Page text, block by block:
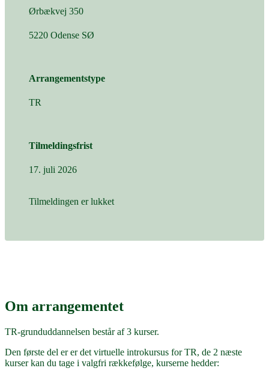
Ørbækvej 350
5220 Odense SØ
Arrangementstype
TR
Tilmeldingsfrist
17. juli 2026
Tilmeldingen er lukket
Om arrangementet
TR-grunduddannelsen består af 3 kurser.
Den første del er er det virtuelle introkursus for TR, de 2 næste
kurser kan du tage i valgfri rækkefølge, kurserne hedder: